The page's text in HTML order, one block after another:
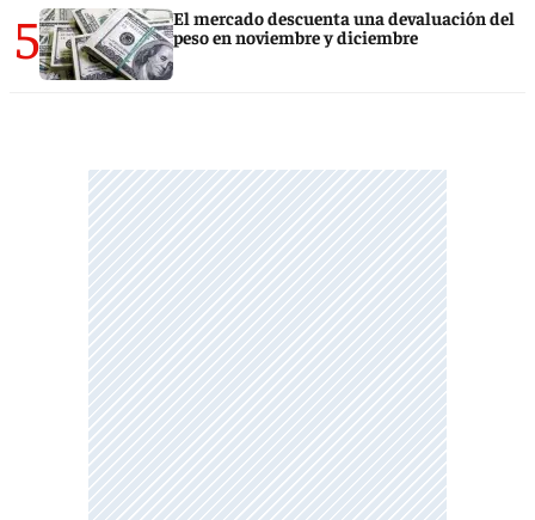
5
El mercado descuenta una devaluación del
peso en noviembre y diciembre